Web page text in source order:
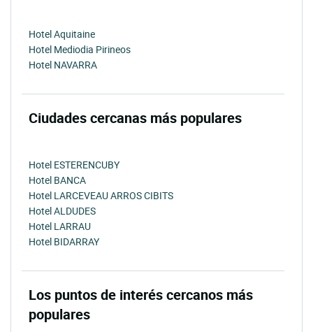
Hotel Aquitaine
Hotel Mediodia Pirineos
Hotel NAVARRA
Ciudades cercanas más populares
Hotel ESTERENCUBY
Hotel BANCA
Hotel LARCEVEAU ARROS CIBITS
Hotel ALDUDES
Hotel LARRAU
Hotel BIDARRAY
Los puntos de interés cercanos más
populares